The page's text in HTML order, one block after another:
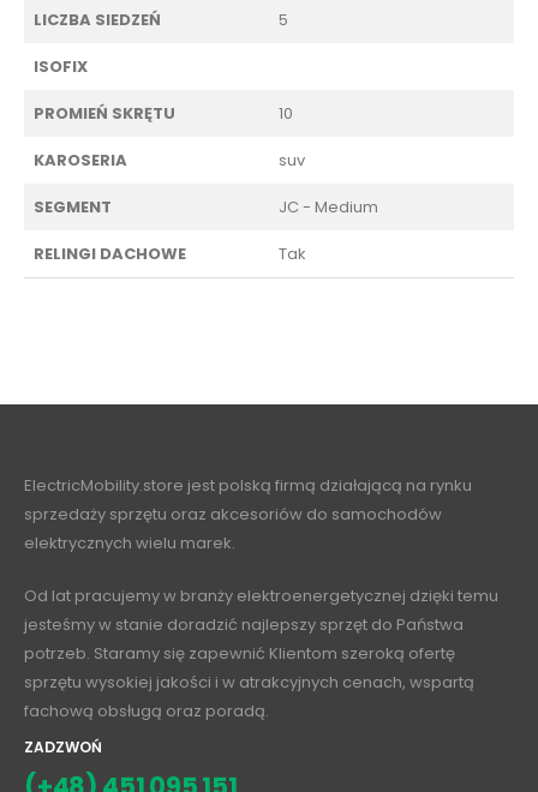
LICZBA SIEDZEŃ 5
ISOFIX
PROMIEŃ SKRĘTU 10
KAROSERIA suv
SEGMENT JC - Medium
RELINGI DACHOWE Tak
ElectricMobility.store jest polską firmą działającą na rynku
sprzedaży sprzętu oraz akcesoriów do samochodów
elektrycznych wielu marek.
Od lat pracujemy w branży elektroenergetycznej dzięki temu
jesteśmy w stanie doradzić najlepszy sprzęt do Państwa
potrzeb. Staramy się zapewnić Klientom szeroką ofertę
sprzętu wysokiej jakości i w atrakcyjnych cenach, wspartą
fachową obsługą oraz poradą.
ZADZWOŃ